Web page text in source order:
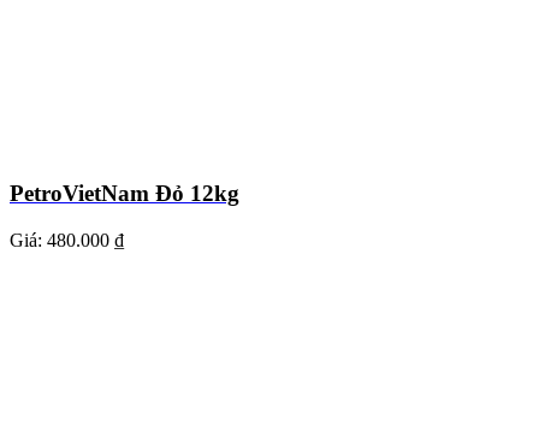
PetroVietNam Đỏ 12kg
Giá: 480.000 ₫